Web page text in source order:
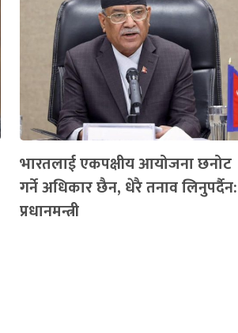
भारतलाई एकपक्षीय आयोजना छनोट
गर्ने अधिकार छैन, धेरै तनाव लिनुपर्दैन:
प्रधानमन्त्री